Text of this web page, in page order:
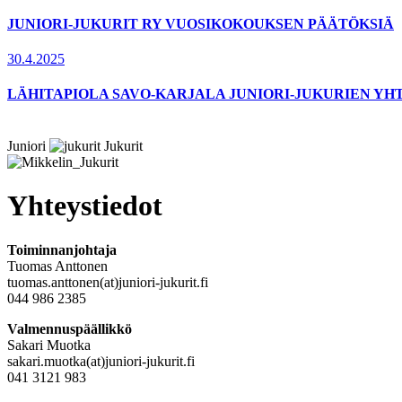
JUNIORI-JUKURIT RY VUOSIKOKOUKSEN PÄÄTÖKSIÄ
30.4.2025
LÄHITAPIOLA SAVO-KARJALA JUNIORI-JUKURIEN
Juniori Jukurit
Yhteystiedot
Toiminnanjohtaja
Tuomas Anttonen
tuomas.anttonen(at)juniori-jukurit.fi
044 986 2385
Valmennuspäällikkö
Sakari Muotka
sakari.muotka(at)juniori-jukurit.fi
041 3121 983